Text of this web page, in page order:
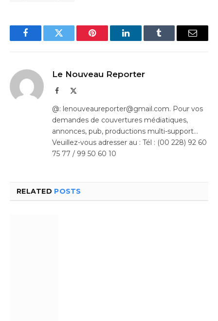
FacebookTwitter Pinterest LinkedInTumblr Email
Le Nouveau Reporter
Facebook
@: lenouveaureporter@gmail.com. Pour vos
demandes de couvertures médiatiques,
annonces, pub, productions multi-support…
Veuillez-vous adresser au : Tél : (00 228) 92 60
75 77 / 99 50 60 10
RELATED POSTS